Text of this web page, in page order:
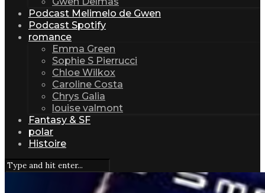
Podcast Melimelo de Gwen
Podcast Spotify
romance
Emma Green
Sophie S Pierrucci
Chloe Wilkox
Caroline Costa
Chrys Galia
louise valmont
Fantasy & SF
polar
Histoire